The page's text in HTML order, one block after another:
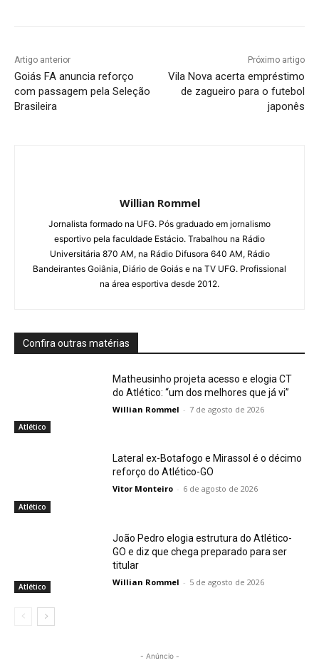
Artigo anterior
Goiás FA anuncia reforço
com passagem pela Seleção
Brasileira
Próximo artigo
Vila Nova acerta empréstimo
de zagueiro para o futebol
japonês
Willian Rommel
Jornalista formado na UFG. Pós graduado em jornalismo
esportivo pela faculdade Estácio. Trabalhou na Rádio
Universitária 870 AM, na Rádio Difusora 640 AM, Rádio
Bandeirantes Goiânia, Diário de Goiás e na TV UFG. Profissional
na área esportiva desde 2012.
Confira outras matérias
Atlético
Matheusinho projeta acesso e elogia CT
do Atlético: “um dos melhores que já vi”
Willian Rommel - 7 de agosto de 2026
Atlético
Lateral ex-Botafogo e Mirassol é o décimo
reforço do Atlético-GO
Vitor Monteiro - 6 de agosto de 2026
Atlético
João Pedro elogia estrutura do Atlético-
GO e diz que chega preparado para ser
titular
Willian Rommel - 5 de agosto de 2026
- Anúncio -